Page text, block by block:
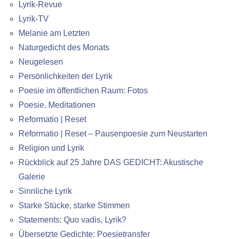
Lyrik-Revue
Lyrik-TV
Melanie am Letzten
Naturgedicht des Monats
Neugelesen
Persönlichkeiten der Lyrik
Poesie im öffentlichen Raum: Fotos
Poesie. Meditationen
Reformatio | Reset
Reformatio | Reset – Pausenpoesie zum Neustarten
Religion und Lyrik
Rückblick auf 25 Jahre DAS GEDICHT: Akustische
Galerie
Sinnliche Lyrik
Starke Stücke, starke Stimmen
Statements: Quo vadis, Lyrik?
Übersetzte Gedichte: Poesietransfer